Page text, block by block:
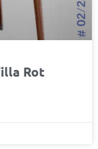
Rot